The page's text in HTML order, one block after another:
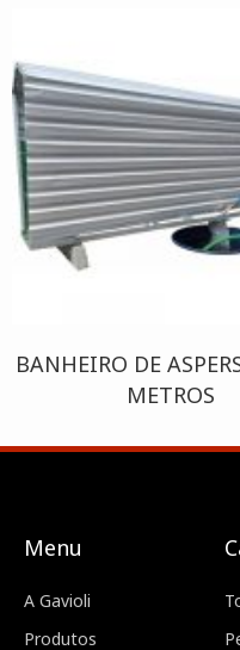
BANHEIRO DE
METROS
Menu
A Gavioli
Produtos